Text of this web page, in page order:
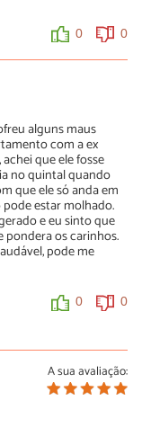
0 0
alguns maus
com a ex
que ele fosse
no quintal quando
que ele só anda em
estar molhado.
e eu sinto que
pondera os carinhos.
pode me
0 0
cachorrinho
está em fase de
paciência e seja
A sua avaliação: